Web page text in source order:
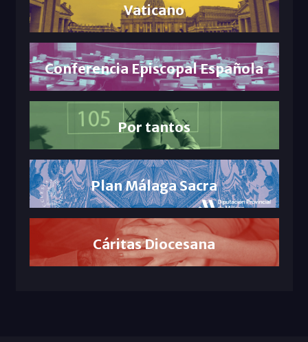
Vaticano
Conferencia Episcopal Española
Por tantos
Plan Málaga Sacra
Cáritas Diocesana